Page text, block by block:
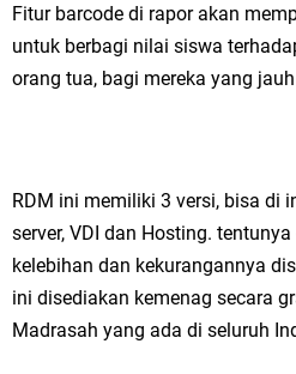
Fitur barcode di rapor akan
untuk berbagi nilai siswa
orang tua, bagi mereka yang
RDM ini memiliki 3 versi, bisa di
server, VDI dan Hosting.
kelebihan dan kekurangannya
ini disediakan kemenag secara
Madrasah yang ada di seluruh